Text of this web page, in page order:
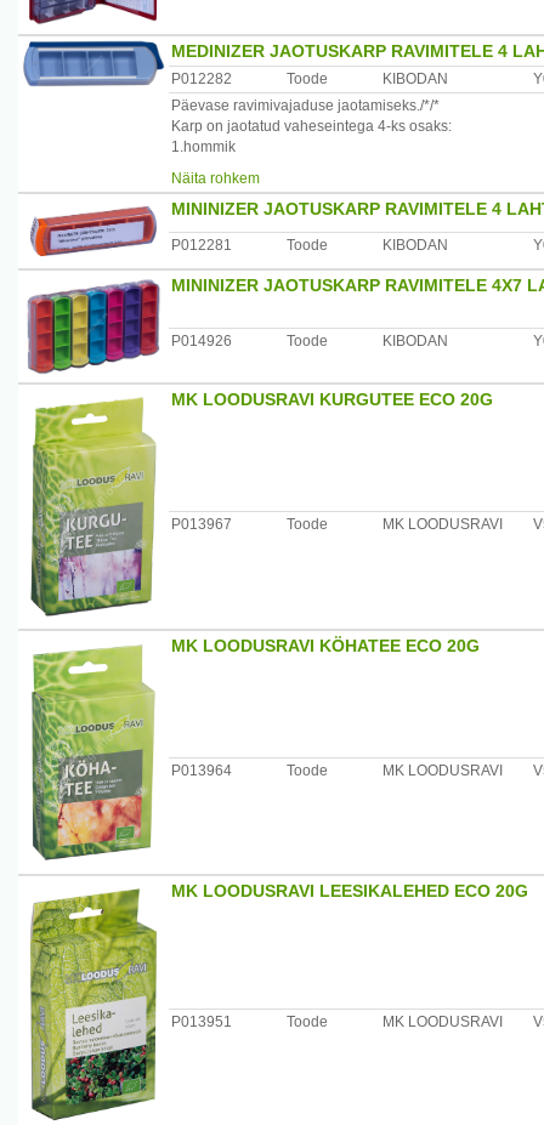
MEDINIZER JAOTUSKARP RAVIMITELE 4
P012282 Toode KIBODAN
Päevase ravimivajaduse jaotamiseks./*/*
Karp on jaotatud vaheseintega 4-ks osaks:
1.hommik
3.õhtu
4.öö
Karbi avamiseks tõmmake karbi kaant sälgustatud
Asetage tabletid vastavatesse lahtritesse ja sulgege
Maaletooja:saarik&ko oü, tel.6525646
Näita rohkem
MININIZER JAOTUSKARP RAVIMITELE 4
P012281 Toode KIBODAN
MININIZER JAOTUSKARP RAVIMITELE 4X7
P014926 Toode KIBODAN
MK LOODUSRAVI KURGUTEE ECO 20G
P013967 Toode MK LOODUSRAVI
MK LOODUSRAVI KÖHATEE ECO 20G
P013964 Toode MK LOODUSRAVI
MK LOODUSRAVI LEESIKALEHED ECO 20G
P013951 Toode MK LOODUSRAVI